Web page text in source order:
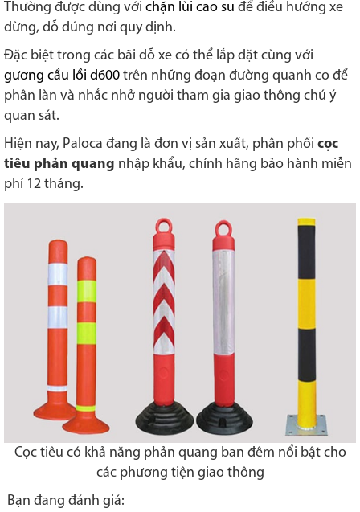
Thường được dùng với chặn lùi cao su để điều hướng xe
dừng, đỗ đúng nơi quy định.
Đặc biệt trong các bãi đỗ xe có thể lắp đặt cùng với
gương cầu lồi d600 trên những đoạn đường quanh co để
phân làn và nhắc nhở người tham gia giao thông chú ý
quan sát.
Hiện nay, Paloca đang là đơn vị sản xuất, phân phối cọc
tiêu phản quang nhập khẩu, chính hãng bảo hành miễn
phí 12 tháng.
Cọc tiêu có khả năng phản quang ban đêm nổi bật cho
các phương tiện giao thông
Bạn đang đánh giá: